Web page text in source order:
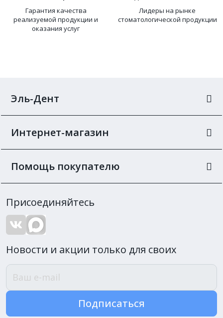
Гарантия качества
реализуемой продукции и
оказания услуг
Лидеры на рынке
стоматологической продукции
Эль-Дент
Интернет-магазин
Помощь покупателю
Присоединяйтесь
Новости и акции только для своих
Подписаться